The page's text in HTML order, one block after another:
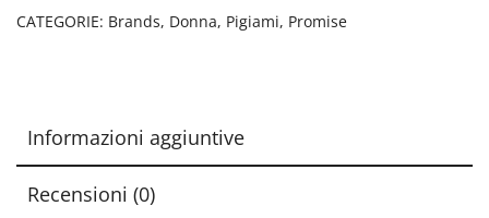
CATEGORIE: Brands, Donna, Pigiami, Promise
Informazioni aggiuntive
Recensioni (0)